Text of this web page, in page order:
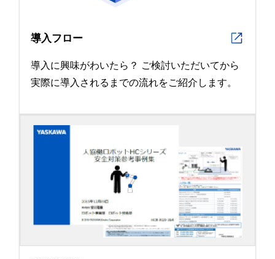
導入フロー
導入に興味がわいたら？ ご検討いただいてから
実際に導入されるまでの流れをご紹介します。